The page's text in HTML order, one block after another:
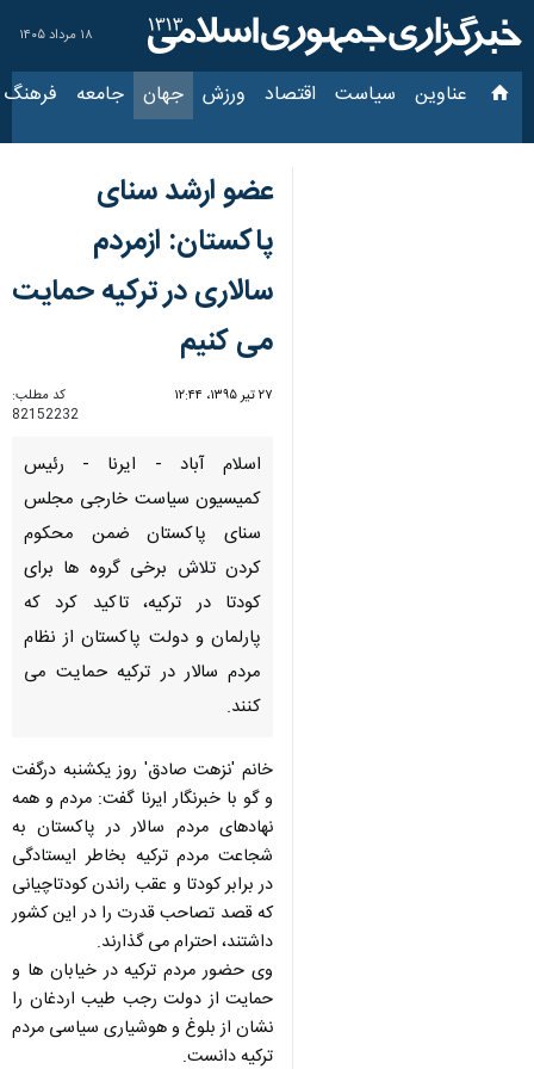
۱۸ مرداد ۱۴۰۵
عناوین‌ سیاست اقتصاد ورزش جهان جامعه فرهنگ
عضو ارشد سنای
پاكستان: ازمردم
سالاری در تركیه حمایت
می كنیم
۲۷ تیر ۱۳۹۵، ۱۲:۴۴
کد مطلب:
82152232
اسلام آباد - ایرنا - رئیس
كمیسیون سیاست خارجی مجلس
سنای پاكستان ضمن محكوم
كردن تلاش برخی گروه ها برای
كودتا در تركیه، تاكید كرد كه
پارلمان و دولت پاكستان از نظام
مردم سالار در تركیه حمایت می
كنند.
خانم 'نزهت صادق' روز یكشنبه درگفت
و گو با خبرنگار ایرنا گفت: مردم و همه
نهادهای مردم سالار در پاكستان به
شجاعت مردم تركیه بخاطر ایستادگی
در برابر كودتا و عقب راندن كودتاچیانی
كه قصد تصاحب قدرت را در این كشور
داشتند، احترام می گذارند.
وی حضور مردم تركیه در خیابان ها و
حمایت از دولت رجب طیب اردغان را
نشان از بلوغ و هوشیاری سیاسی مردم
تركیه دانست.